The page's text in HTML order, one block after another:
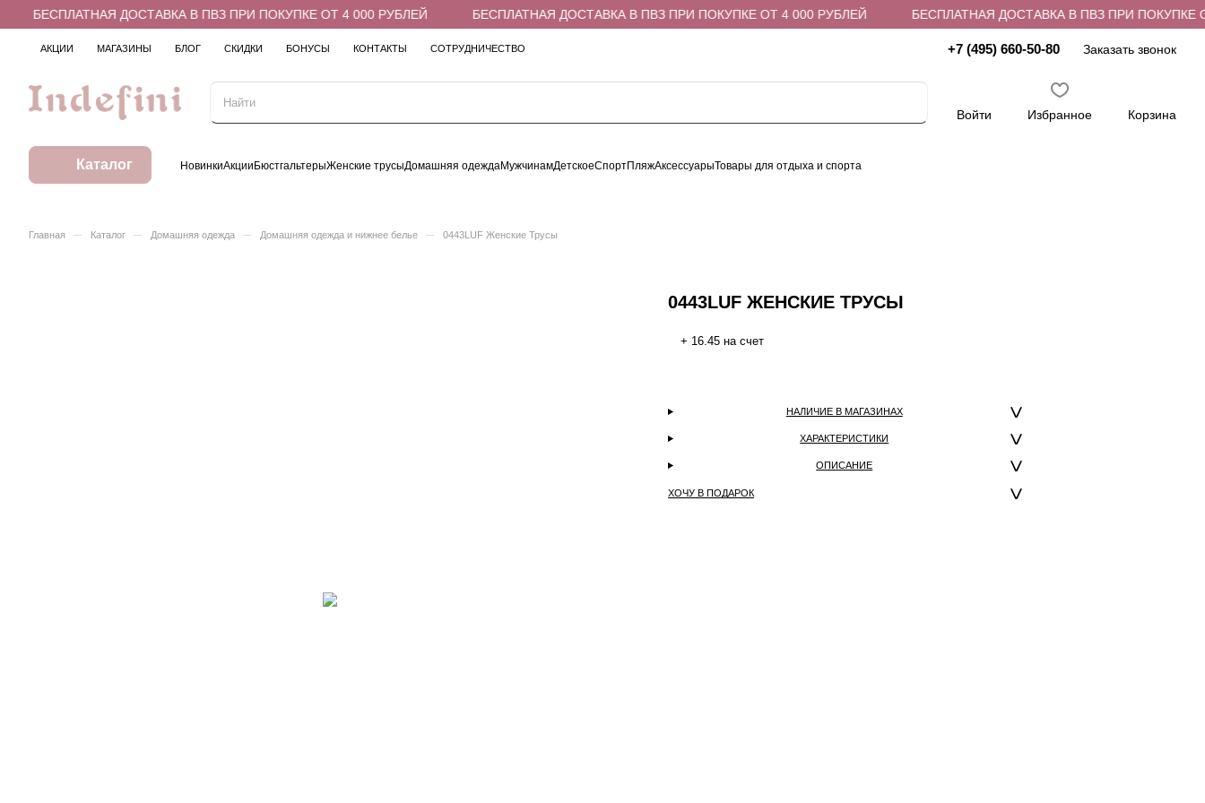
БЕСПЛАТНАЯ ДОСТАВКА В ПВЗ ПРИ ПОКУПКЕ ОТ 4 000 РУБЛЕЙ БЕСПЛАТНАЯ ДОСТАВКА В ПВЗ ПРИ ПОКУПКЕ ОТ 4 000 РУБЛЕЙ БЕСПЛАТНАЯ ДОСТАВКА В ПВЗ ПРИ ПОКУПКЕ ОТ
АКЦИИ МАГАЗИНЫ БЛОГ СКИДКИ БОНУСЫ КОНТАКТЫ СОТРУДНИЧЕСТВО +7 (495) 660-50-80 Заказать звонок
Войти Избранное Корзина
Каталог НовинкиАкцииБюстгальтерыЖенские трусыДомашняя одеждаМужчинамДетскоеСпортПляжАксессуарыТовары для отдыха и спорта
Главная – Каталог – Домашняя одежда – Домашняя одежда и нижнее белье – 0443LUF Женские Трусы
0443LUF ЖЕНСКИЕ ТРУСЫ
+ 16.45 на счет
НАЛИЧИЕ В МАГАЗИНАХ
ХАРАКТЕРИСТИКИ
ОПИСАНИЕ
ХОЧУ В ПОДАРОК